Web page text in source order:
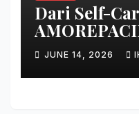
Dari Self-
Ciptakan
JUNE 14, 2026